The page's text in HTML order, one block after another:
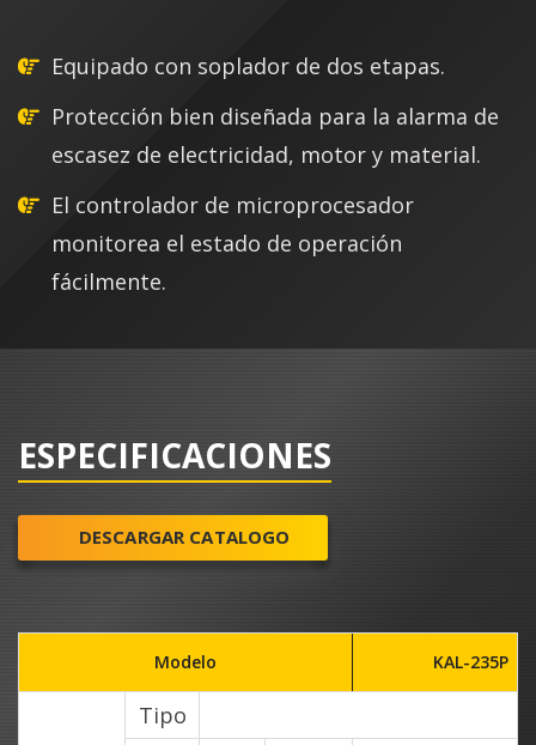
Equipado con soplador de dos etapas.
Protección bien diseñada para la alarma de
escasez de electricidad, motor y material.
El controlador de microprocesador
monitorea el estado de operación
fácilmente.
ESPECIFICACIONES
DESCARGAR CATALOGO
Modelo KAL-235P
Tipo